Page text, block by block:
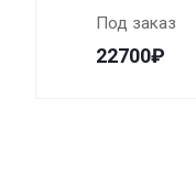
Под заказ
22700₽